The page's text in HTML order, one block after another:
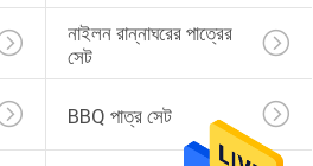
নাইলন রান্নাঘরের পাত্রের
সেট
BBQ পাত্র সেট